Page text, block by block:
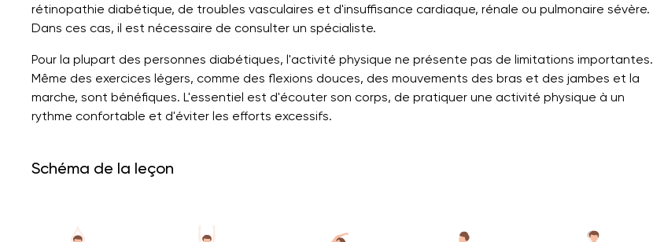
rétinopathie diabétique, de troubles vasculaires et d'insuffisance cardiaque, rénale ou pulmonaire sévère.
Dans ces cas, il est nécessaire de consulter un spécialiste.
Pour la plupart des personnes diabétiques, l'activité physique ne présente pas de limitations importantes.
Même des exercices légers, comme des flexions douces, des mouvements des bras et des jambes et la
marche, sont bénéfiques. L'essentiel est d'écouter son corps, de pratiquer une activité physique à un
rythme confortable et d'éviter les efforts excessifs.
Schéma de la leçon